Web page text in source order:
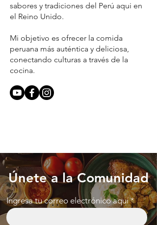
sabores y tradiciones del Perú aqui en
el Reino Unido.
Mi objetivo es ofrecer la comida
peruana más auténtica y deliciosa,
conectando culturas a través de la
cocina.
Únete a la Comunidad
Ingresa tu correo electrónico aquí